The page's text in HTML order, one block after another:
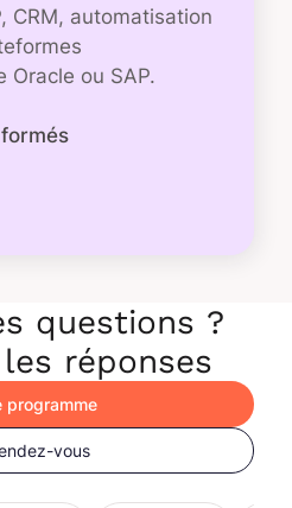
CRM, automatisation
Oracle ou SAP.
questions ?
réponses
programme
vous